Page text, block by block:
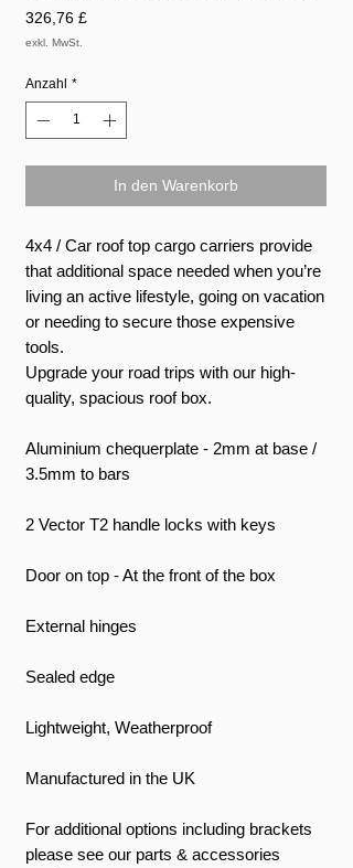
326,76 £
exkl. MwSt.
Anzahl *
In den Warenkorb
4x4 / Car roof top cargo carriers provide
that additional space needed when you’re
living an active lifestyle, going on vacation
or needing to secure those expensive
tools.
Upgrade your road trips with our high-
quality, spacious roof box.
Aluminium chequerplate - 2mm at base /
3.5mm to bars
2 Vector T2 handle locks with keys
Door on top - At the front of the box
External hinges
Sealed edge
Lightweight, Weatherproof
Manufactured in the UK
For additional options including brackets
please see our parts & accessories